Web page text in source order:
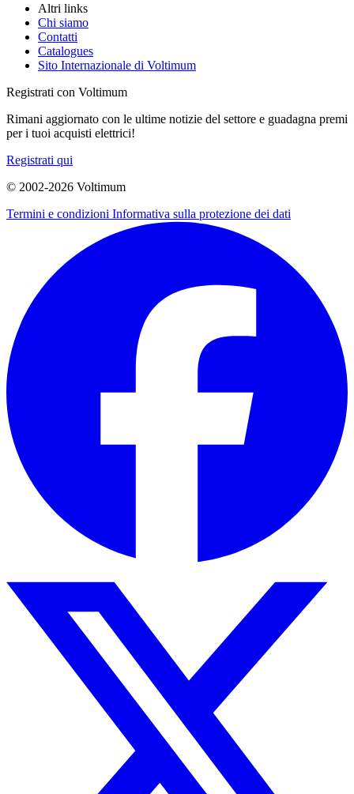
Altri links
Chi siamo
Contatti
Catalogues
Sito Internazionale di Voltimum
Registrati con Voltimum
Rimani aggiornato con le ultime notizie del settore e guadagna premi
per i tuoi acquisti elettrici!
Registrati qui
© 2002-2026 Voltimum
Termini e condizioni Informativa sulla protezione dei dati